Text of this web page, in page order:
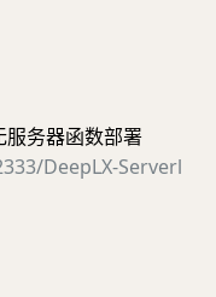
务器函数部署
DeepLX-Serverl